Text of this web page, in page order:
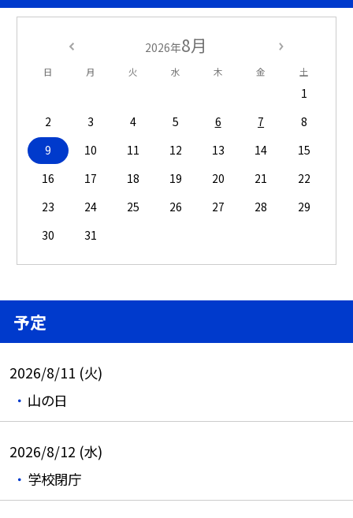
2026年8月
日 月 火 水 木 金 土
1
2
3 4 5 6 7
8
9
10 11 12 13 14
15
16
17 18 19 20 21
22
23
24 25 26 27 28
29
30
31
予定
2026/8/11 (火)
山の日
2026/8/12 (水)
学校閉庁